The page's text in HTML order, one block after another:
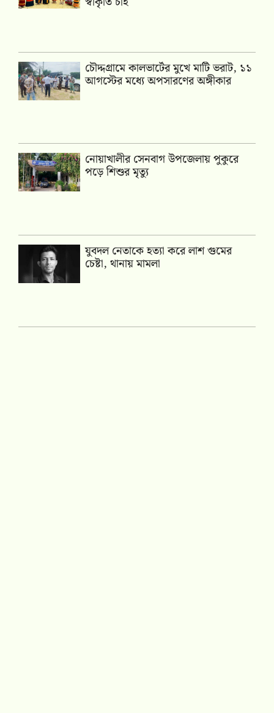
চৌদ্দগ্রামে কালভার্টের মুখে মাটি ভরাট, ১১
আগস্টের মধ্যে অপসারণের অঙ্গীকার
নোয়াখালীর সেনবাগ উপজেলায় পুকুরে
পড়ে শিশুর মৃত্যু
যুবদল নেতাকে হত্যা করে লাশ গুমের
চেষ্টা, থানায় মামলা